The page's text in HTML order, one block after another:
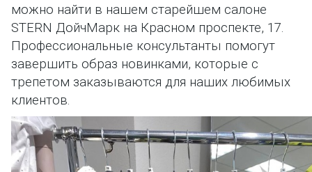
можно найти в нашем старейшем салоне
STERN ДойчМарк на Красном проспекте, 17.
Профессиональные консультанты помогут
завершить образ новинками, которые с
трепетом заказываются для наших любимых
клиентов.